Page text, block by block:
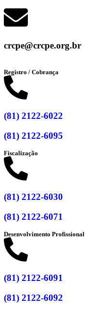
crcpe@crcpe.org.br
Registro / Cobrança
(81) 2122-6022
(81) 2122-6095
Fiscalização
(81) 2122-6030
(81) 2122-6071
Desenvolvimento Profissional
(81) 2122-6091
(81) 2122-6092